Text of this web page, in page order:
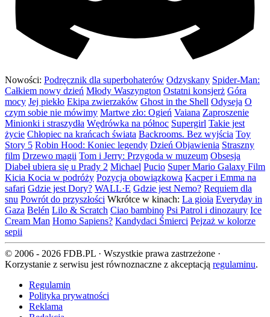
Nowości: Podręcznik dla superbohaterów Odzyskany Spider-Man:
Całkiem nowy dzień Młody Waszyngton Ostatni konsjerż Góra
mocy Jej piekło Ekipa zwierzaków Ghost in the Shell Odyseja O
czym sobie nie mówimy Martwe zło: Ogień Vaiana Zaproszenie
Minionki i straszydła Wędrówka na północ Supergirl Takie jest
życie Chłopiec na krańcach świata Backrooms. Bez wyjścia Toy
Story 5 Robin Hood: Koniec legendy Dzień Objawienia Straszny
film Drzewo magii Tom i Jerry: Przygoda w muzeum Obsesja
Diabeł ubiera się u Prady 2 Michael Pucio Super Mario Galaxy Film
Kicia Kocia w podróży Pozycja obowiązkowa Kacper i Emma na
safari Gdzie jest Dory? WALL·E Gdzie jest Nemo? Requiem dla
snu Powrót do przyszłości Wkrótce w kinach: La gioia Everyday in
Gaza Belén Lilo & Scratch Ciao bambino Psi Patrol i dinozaury Ice
Cream Man Homo Sapiens? Kandydaci Śmierci Pejzaż w kolorze
sepii
© 2006 - 2026 FDB.PL · Wszystkie prawa zastrzeżone ·
Korzystanie z serwisu jest równoznaczne z akceptacją regulaminu.
Regulamin
Polityka prywatności
Reklama